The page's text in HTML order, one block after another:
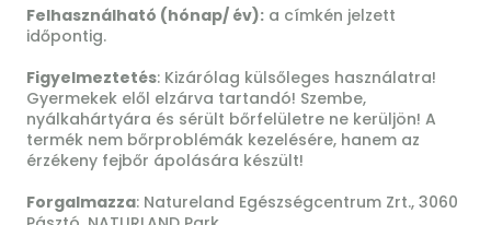
Felhasználható (hónap/ év): a címkén jelzett
időpontig.
Figyelmeztetés: Kizárólag külsőleges használatra!
Gyermekek elől elzárva tartandó! Szembe,
nyálkahártyára és sérült bőrfelületre ne kerüljön! A
termék nem bőrproblémák kezelésére, hanem az
érzékeny fejbőr ápolására készült!
Forgalmazza: Natureland Egészségcentrum Zrt., 3060